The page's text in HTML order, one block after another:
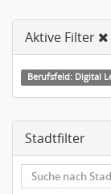
Aktive Filter
Berufsfeld: Digital
Stadtfilter